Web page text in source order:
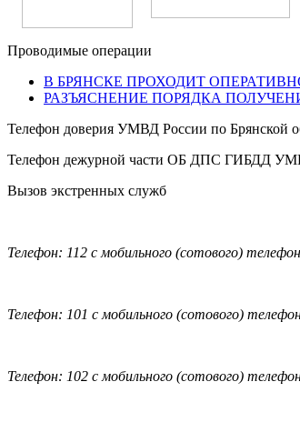
Проводимые операции
В БРЯНСКЕ ПРОХОДИТ
РАЗЪЯСНЕНИЕ ПОРЯДКА
Телефон доверия УМВД России по Брянской
Телефон дежурной части ОБ ДПС ГИБДД
Вызов экстренных служб
Телефон: 112 с мобильного (сотового)
Телефон: 101 с мобильного (сотового)
Телефон: 102 с мобильного (сотового)